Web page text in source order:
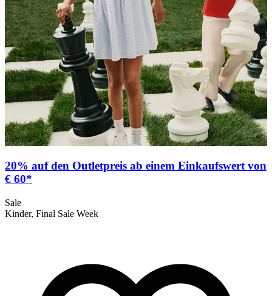
20% auf den Outletpreis ab einem Einkaufswert von
€ 60*
Sale
Kinder, Final Sale Week